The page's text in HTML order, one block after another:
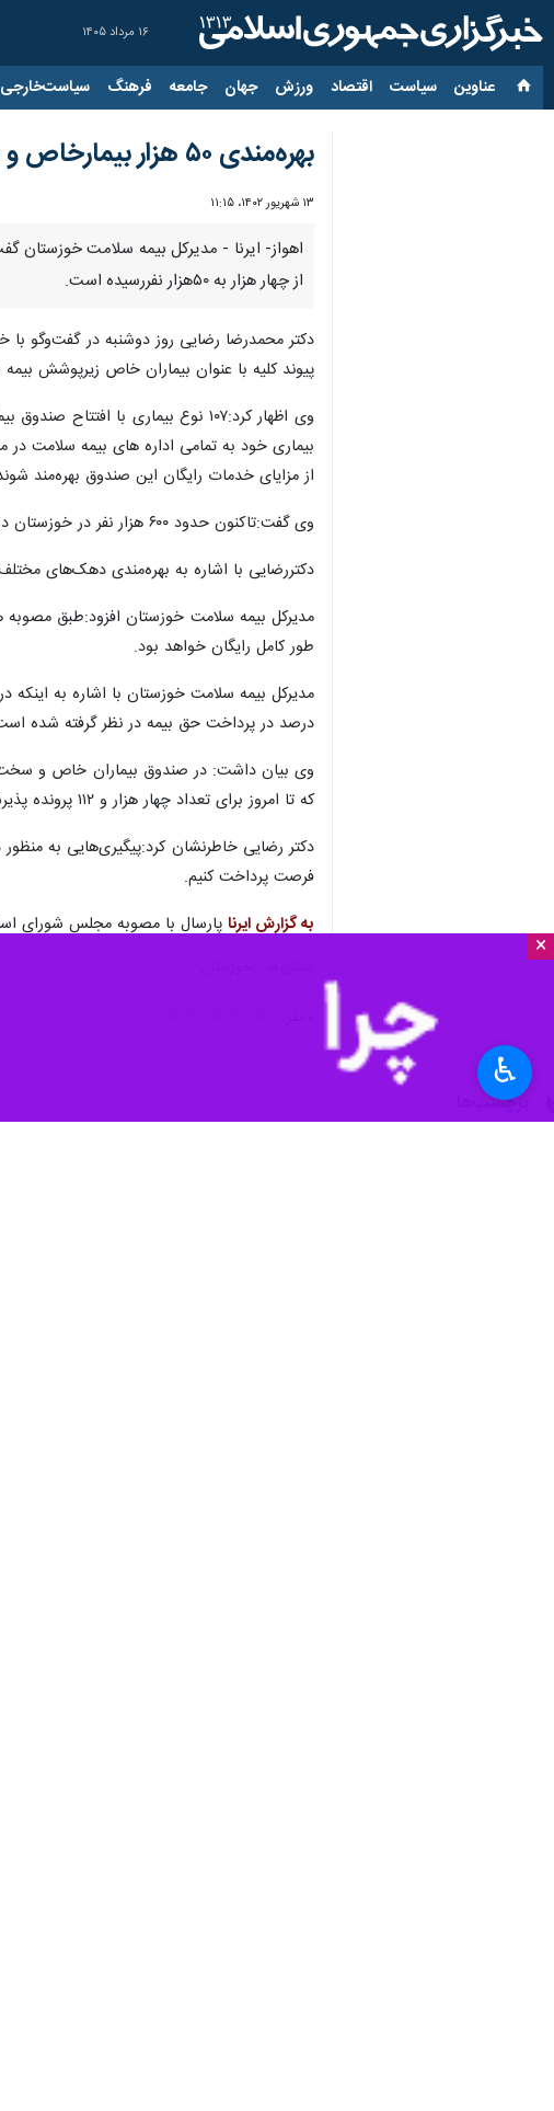
۱۶ مرداد ۱۴۰۵
عناوین‌ سیاست اقتصاد ورزش جهان جامعه فرهنگ سیاست‌خارجی
×
بهره‌مندی ۵۰ هزار بیمارخاص و صعب العلاج خوزستانی از خدمات بیمه سلامت
۱۳ شهریور ۱۴۰۲، ۱۱:۱۵
اهواز- ایرنا - مدیرکل بیمه سلامت خوزستان
از چهار هزار به ۵۰هزار نفررسیده است.
دکتر محمدرضا رضایی روز دوشنبه در گفت‌وگو با
پیوند کلیه با عنوان بیماران خاص زیرپوشش
وی اظهار کرد:۱۰۷ نوع بیماری
از مزایای خدمات رایگان این صندوق بهره‌مند
وی گفت:تاکنون حدود ۶۰۰ هزار نفر در خوزستان درپنج دهک نخست، زیرپوشش بیمه رایگان قرار گرفتند.
دکتررضایی با اشاره به بهره‌مندی دهک‌های مختلف استان
طور کامل رایگان خواهد بود.
درصد در پرداخت حق بیمه در نظر گرفته شده
که تا امروز برای تعداد چهار هزار و ۱۱۲ پرونده پذیرش شده بالغ بر ۲۹۰ میلیارد ریال به بیماران خاص و سخت علاج استان پرداخت شده است.
دکتر رضایی خاطرنشان کرد:پیگیری‌هایی به
فرصت پرداخت کنیم.
به گزارش ایرنا پارسال با مصوبه مجلس شورای اسلامی، دولت ۵۰ هزار میلیارد ریال برای کمک به درمان بیماران خاص به
برچسب‌ها
♿︎